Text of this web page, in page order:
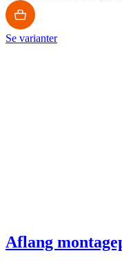
Se varianter
Aflang